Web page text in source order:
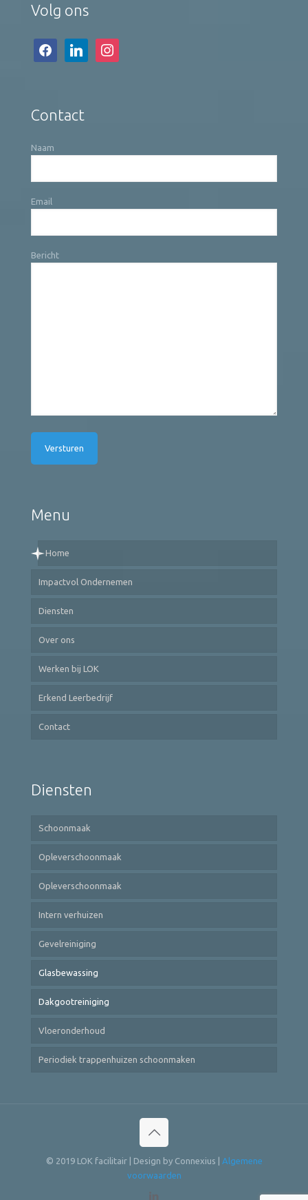
Volg ons
facebooklinkedin instagram
Contact
Naam
Email
Bericht
Menu
Home
Impactvol Ondernemen
Diensten
Over ons
Werken bij LOK
Erkend Leerbedrijf
Contact
Diensten
Schoonmaak
Opleverschoonmaak
Opleverschoonmaak
Intern verhuizen
Gevelreiniging
Glasbewassing
Dakgootreiniging
Vloeronderhoud
Periodiek trappenhuizen schoonmaken
© 2019 LOK facilitair | Design by Connexius | Algemene
voorwaarden